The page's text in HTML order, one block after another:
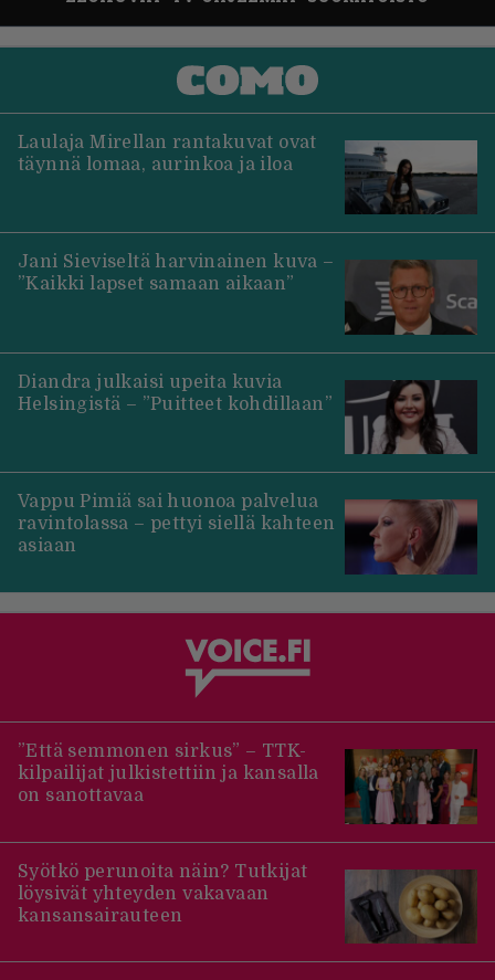
Laulaja Mirellan rantakuvat ovat
täynnä lomaa, aurinkoa ja iloa
Jani Sieviseltä harvinainen kuva –
”Kaikki lapset samaan aikaan”
Diandra julkaisi upeita kuvia
Helsingistä – ”Puitteet kohdillaan”
Vappu Pimiä sai huonoa palvelua
ravintolassa – pettyi siellä kahteen
asiaan
”Että semmonen sirkus” – TTK-
kilpailijat julkistettiin ja kansalla
on sanottavaa
Syötkö perunoita näin? Tutkijat
löysivät yhteyden vakavaan
kansansairauteen